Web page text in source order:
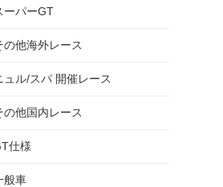
ーパーGT
の他海外レース
ュル/スパ 開催レース
の他国内レース
仕様
般車